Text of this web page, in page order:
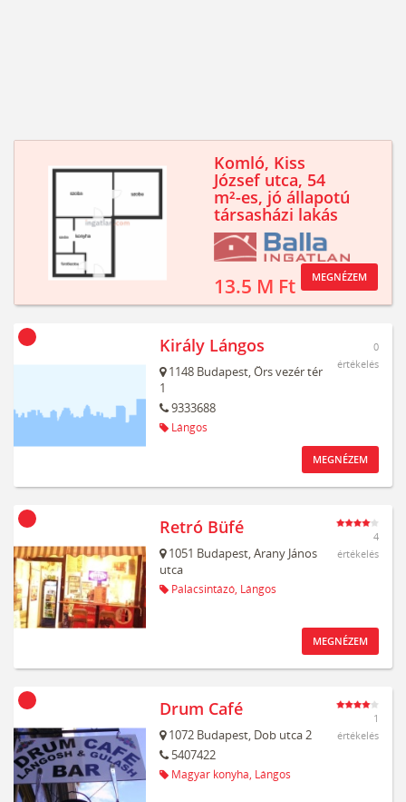
Komló, Kiss
József utca, 54
m²-es, jó állapotú
társasházi lakás
13.5 M Ft MEGNÉZEM
Király Lángos
1148 Budapest,Örs vezér tér
1
9333688
Lángos
0
értékelés
MEGNÉZEM
Retró Büfé
1051 Budapest,Arany János
utca
Palacsintázó, Lángos
4
értékelés
MEGNÉZEM
Drum Café
1072 Budapest, Dob utca 2
5407422
Magyar konyha, Lángos
1
értékelés